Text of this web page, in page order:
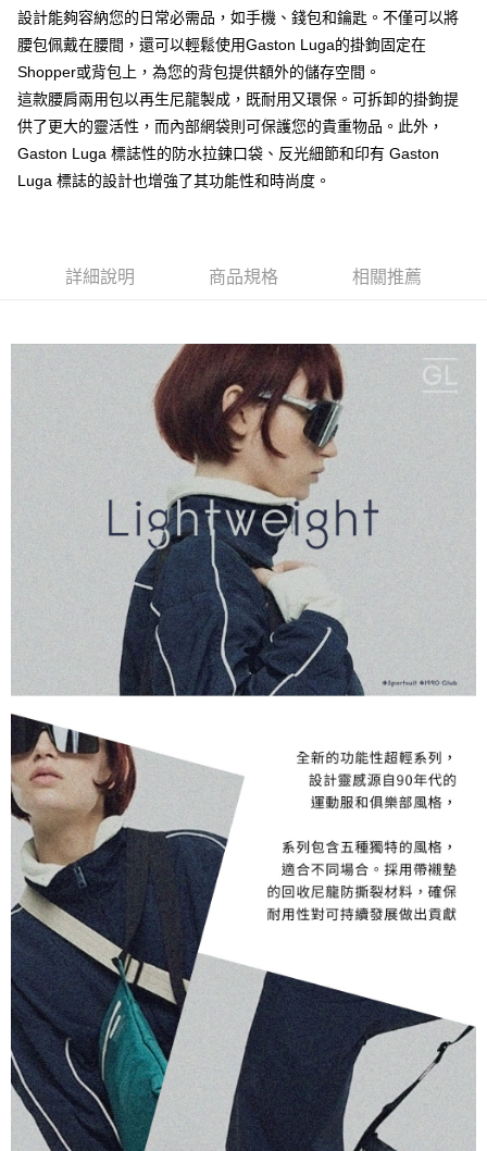
每筆NT$80，滿NT$1,000(含以上)免運費
每筆NT$120，滿NT$1,000(含以上)免運費
黑貓宅配(離島)
每筆NT$250，滿NT$2,000(含以上)免運費
設計能夠容納您的日常必需品，如手機、錢包和鑰匙。不僅可以將
腰包佩戴在腰間，還可以輕鬆使用Gaston Luga的掛鉤固定在
Shopper或背包上，為您的背包提供額外的儲存空間。
這款腰肩兩用包以再生尼龍製成，既耐用又環保。可拆卸的掛鉤提
供了更大的靈活性，而內部網袋則可保護您的貴重物品。此外，
Gaston Luga 標誌性的防水拉鍊口袋、反光細節和印有 Gaston
Luga 標誌的設計也增強了其功能性和時尚度。
詳細說明 商品規格 相關推薦